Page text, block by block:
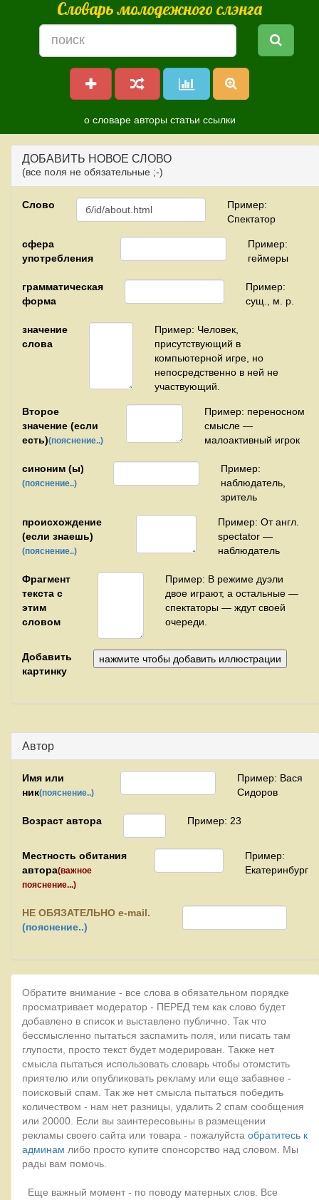
Словарь молодежного слэнга
о словаре авторы статьи ссылки
ДОБАВИТЬ НОВОЕ СЛОВО
(все поля не обязательные ;-)
Слово
Пример:
Спектатор
сфера
употребления
Пример:
геймеры
грамматическая
форма
Пример:
сущ., м. р.
значение
слова
Пример: Человек,
присутствующий в
компьютерной игре, но
непосредственно в ней не
участвующий.
Второе
значение (если
есть)(пояснение..)
Пример: переносном
смысле —
малоактивный игрок
синоним (ы)
(пояснение..)
Пример:
наблюдатель,
зритель
происхождение
(если знаешь)
(пояснение..)
Пример: От англ.
spectator —
наблюдатель
Фрагмент
текста с
этим
словом
Пример: В режиме дуэли
двое играют, а остальные —
спектаторы — ждут своей
очереди.
Добавить
картинку
Автор
Имя или
ник(пояснение..)
Пример: Вася
Сидоров
Возраст автора Пример: 23
Местность обитания
автора(важное
пояснение...)
Пример:
Екатеринбург
НЕ ОБЯЗАТЕЛЬНО e-mail.
(пояснение..)
Обратите внимание - все слова в обязательном порядке
просматривает модератор - ПЕРЕД тем как слово будет
добавлено в список и выставлено публично. Так что
бессмысленно пытаться заспамить поля, или писать там
глупости, просто текст будет модерирован. Также нет
смысла пытаться использовать словарь чтобы отомстить
приятелю или опубликовать рекламу или еще забавнее -
поисковый спам. Так же нет смысла пытаться победить
количеством - нам нет разницы, удалить 2 спам сообщения
или 20000. Если вы заинтересовыны в размещении
рекламы своего сайта или товара - пожалуйста обратитесь к
админам либо просто купите спонсорство над словом. Мы
рады вам помочь.
Еще важный момент - по поводу матерных слов. Все